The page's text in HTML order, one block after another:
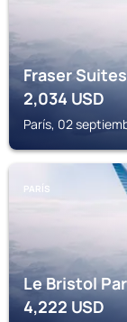
Fraser
2,034 USD
París, 02
PARÍS
Le Bristol
4,222 USD